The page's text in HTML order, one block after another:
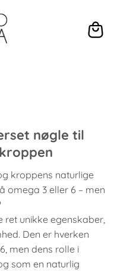
nøgle til
kroppens naturlige
omega 3 eller 6 – men
unikke egenskaber,
Den er hverken
men dens rolle i
som en naturlig